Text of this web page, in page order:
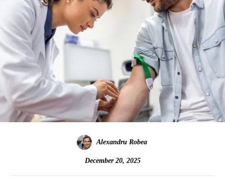
Alexandru Robea
December 20, 2025